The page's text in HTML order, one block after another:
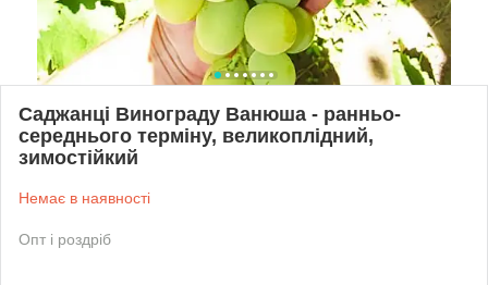
Саджанці Винограду Ванюша - ранньо-
середнього терміну, великоплідний,
зимостійкий
Немає в наявності
Опт і роздріб